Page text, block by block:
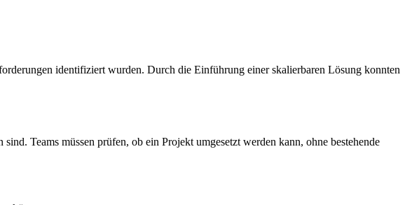
identifiziert wurden. Durch die Einführung einer skalierbaren Lösung konnten
Teams müssen prüfen, ob ein Projekt umgesetzt werden kann, ohne bestehende